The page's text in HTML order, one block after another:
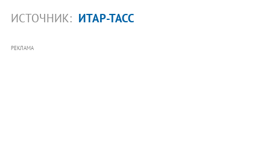
ИСТОЧНИК: ИТАР-ТАСС
РЕКЛАМА